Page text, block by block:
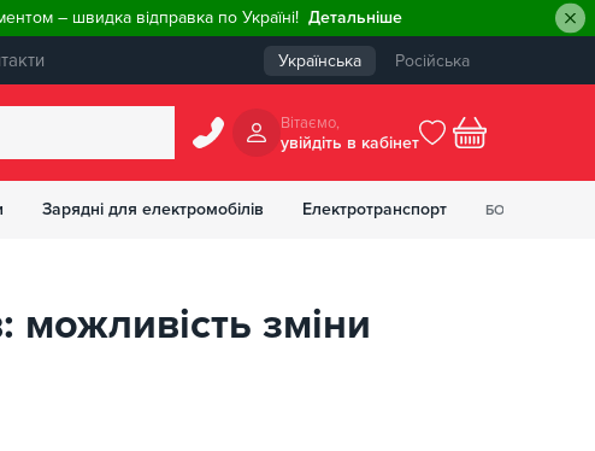
– швидка відправка по Україні! Детальніше
Українська Російська
Вiтаємо,
увiйдiть в кабiнет
БОНУСІВ
Зарядні для електромобілів Електротранспорт
можливість зміни